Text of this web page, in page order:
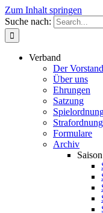
Zum Inhalt springen
Suche nach:
Verband
Der Vorstand
Über uns
Ehrungen
Satzung
Strafordnung
Formulare
Archiv
Saison